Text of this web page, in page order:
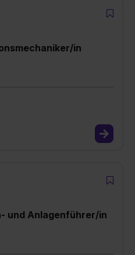
in
und Anlagenführer/in